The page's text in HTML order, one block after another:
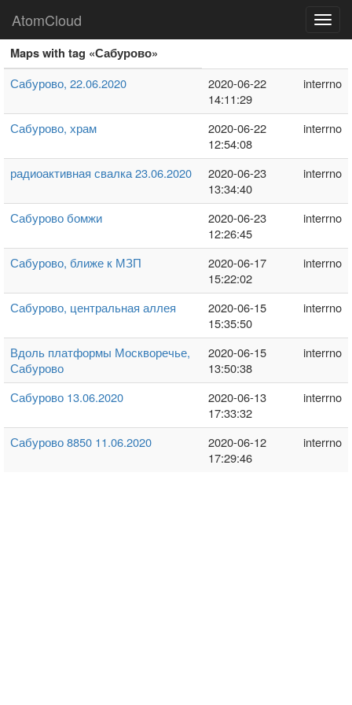
AtomCloud
Maps with tag «Сабурово»
Сабурово, 22.06.2020
2020-06-22
14:11:29
interrno
Сабурово, храм
2020-06-22
12:54:08
interrno
радиоактивная свалка 23.06.2020
2020-06-23
13:34:40
interrno
Сабурово бомжи
2020-06-23
12:26:45
interrno
Сабурово, ближе к МЗП
2020-06-17
15:22:02
interrno
Сабурово, центральная аллея
2020-06-15
15:35:50
interrno
Вдоль платформы Москворечье,
Сабурово
2020-06-15
13:50:38
interrno
Сабурово 13.06.2020
2020-06-13
17:33:32
interrno
Сабурово 8850 11.06.2020
2020-06-12
17:29:46
interrno